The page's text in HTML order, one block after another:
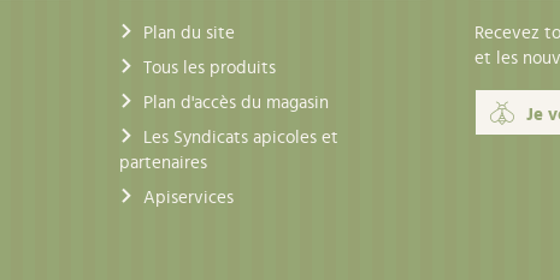
Plan du site
Tous les produits
Plan d'accès du magasin
Les Syndicats apicoles et
partenaires
Apiservices
Recevez
et les
Je